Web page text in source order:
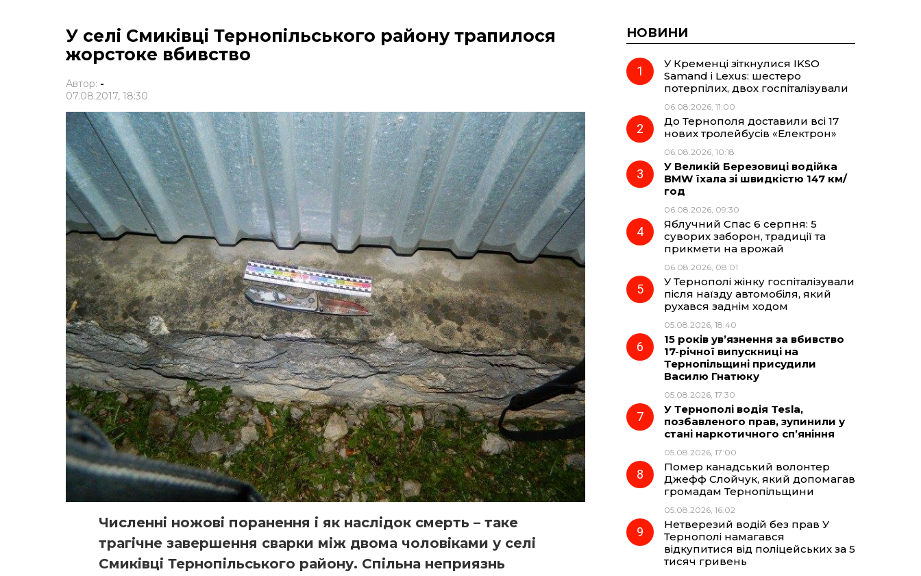
У селі Смиківці Тернопільського району трапилося
жорстоке вбивство
Автор: -
07.08.2017, 18:30
Численні ножові поранення і як наслідок смерть – таке
трагічне завершення сварки між двома чоловіками у селі
Смиківці Тернопільського району. Спільна неприязнь
НОВИНИ
У Кременці зіткнулися IKSO
Samand і Lexus: шестеро
потерпілих, двох госпіталізували
06.08.2026, 11:00
До Тернополя доставили всі 17
нових тролейбусів «Електрон»
06.08.2026, 10:18
У Великій Березовиці водійка
BMW їхала зі швидкістю 147 км/
год
06.08.2026, 09:30
Яблучний Спас 6 серпня: 5
суворих заборон, традиції та
прикмети на врожай
06.08.2026, 08:01
У Тернополі жінку госпіталізували
після наїзду автомобіля, який
рухався заднім ходом
05.08.2026, 18:40
15 років ув’язнення за вбивство
17-річної випускниці на
Тернопільщині присудили
Василю Гнатюку
05.08.2026, 17:30
У Тернополі водія Tesla,
позбавленого прав, зупинили у
стані наркотичного сп’яніння
05.08.2026, 17:00
Помер канадський волонтер
Джефф Слойчук, який допомагав
громадам Тернопільщини
05.08.2026, 16:02
Нетверезий водій без прав У
Тернополі намагався
відкупитися від поліцейських за 5
тисяч гривень